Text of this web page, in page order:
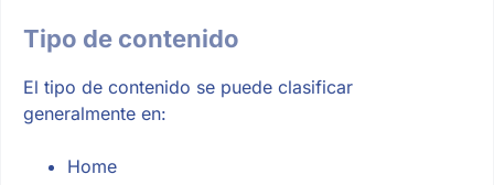
Tipo de contenido
El tipo de contenido se puede clasificar
generalmente en:
Home